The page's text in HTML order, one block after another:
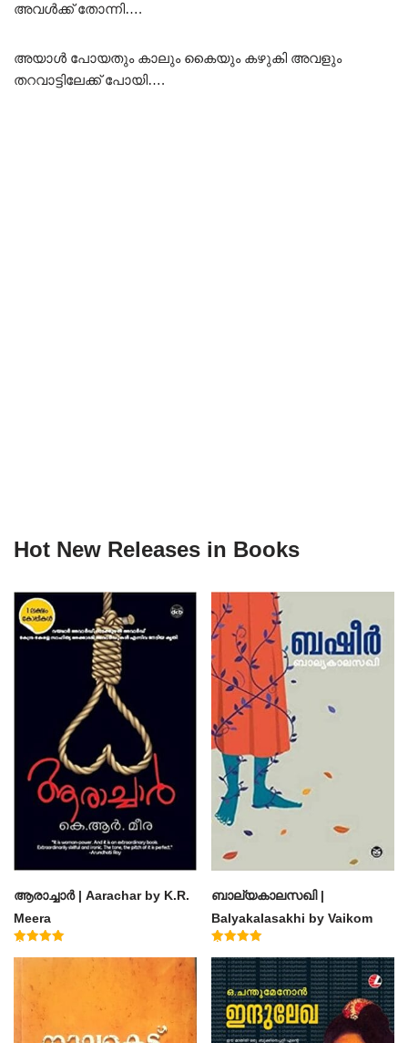
അവൾക്ക് തോന്നി….
അയാൾ പോയതും കാലും കൈയും കഴുകി അവളും
തറവാട്ടിലേക്ക് പോയി….
Hot New Releases in Books
ആരാച്ചാര്‍ | Aarachar by K.R.
Meera
ബാല്യകാലസഖി |
Balyakalasakhi by Vaikom
Muhammad Basheer
4.60
out of 5